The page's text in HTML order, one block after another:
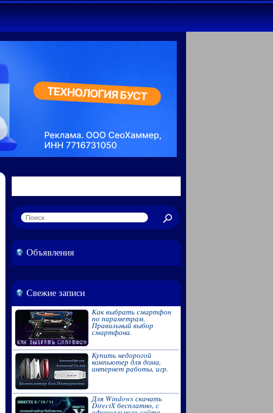
Объявления
Свежие записи
Как выбрать смартфон
по параметрам.
Правильный выбор
смартфона.
Купить недорогой
компьютер для дома,
интернет работы, игр.
Для Windows скачать
DirectX бесплатно, с